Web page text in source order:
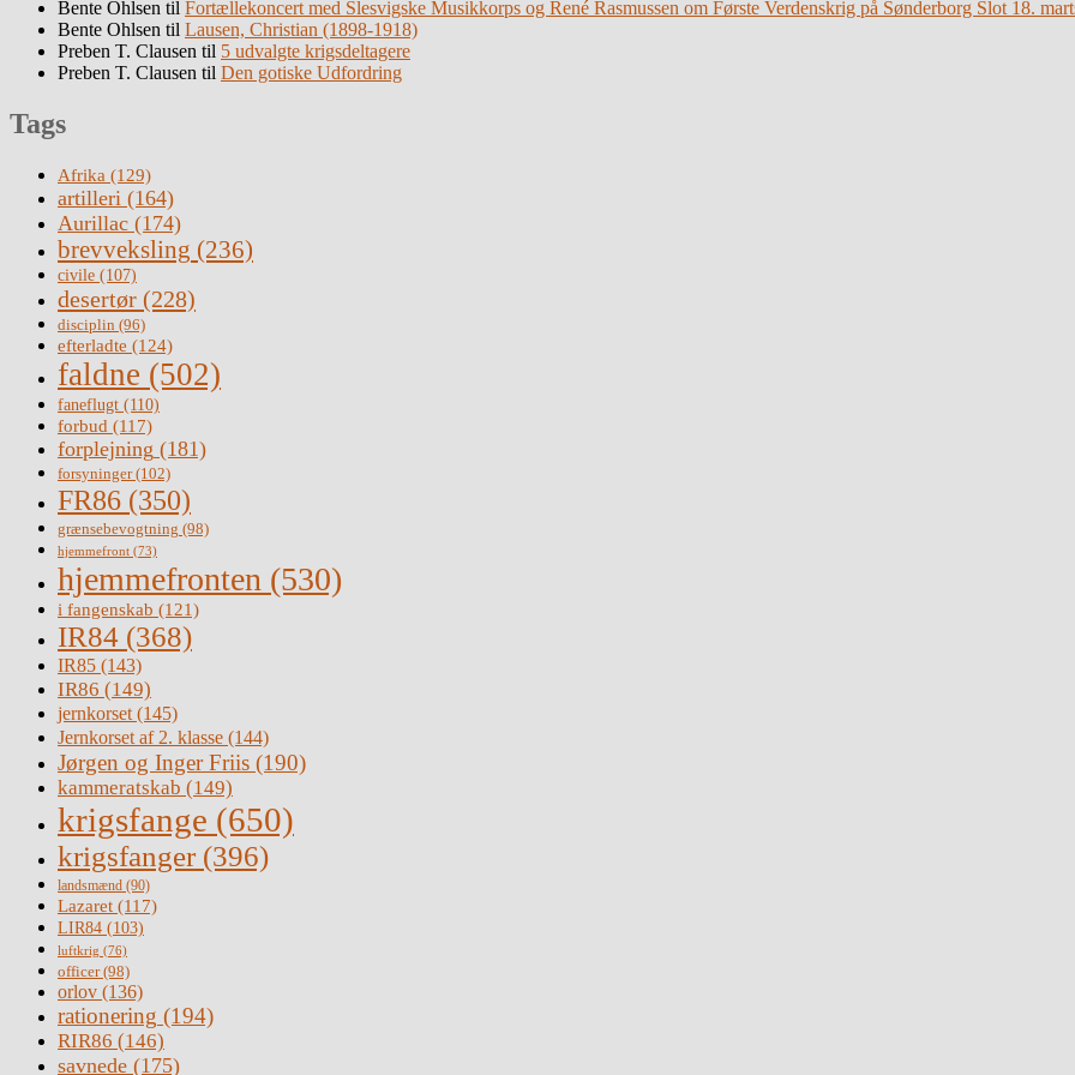
Bente Ohlsen til Fortællekoncert med Slesvigske Musikkorps og René Rasmussen om Første Verdenskrig på Sønderborg Slot 18.
Bente Ohlsen til Lausen, Christian (1898-1918)
Preben T. Clausen til 5 udvalgte krigsdeltagere
Preben T. Clausen til Den gotiske Udfordring
Tags
Afrika (129)
artilleri (164)
Aurillac (174)
brevveksling (236)
civile (107)
desertør (228)
disciplin (96)
efterladte (124)
faldne (502)
faneflugt (110)
forbud (117)
forplejning (181)
forsyninger(102)
FR86 (350)
grænsebevogtning (98)
hjemmefront (73)
hjemmefronten (530)
i fangenskab (121)
IR84 (368)
IR85 (143)
IR86 (149)
jernkorset(145)
Jernkorset af 2. klasse (144)
Jørgen og Inger Friis (190)
kammeratskab (149)
krigsfange (650)
krigsfanger (396)
landsmænd (90)
Lazaret (117)
LIR84 (103)
luftkrig (76)
officer(98)
orlov (136)
rationering (194)
RIR86 (146)
savnede (175)